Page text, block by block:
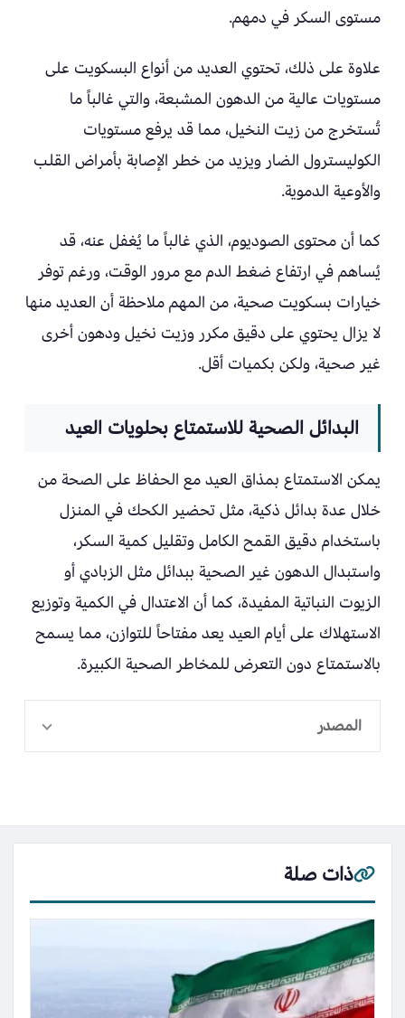
مستوى السكر في دمهم.
علاوة على ذلك، تحتوي العديد من أنواع البسكويت على
مستويات عالية من الدهون المشبعة، والتي غالباً ما
تُستخرج من زيت النخيل، مما قد يرفع مستويات
الكوليسترول الضار ويزيد من خطر الإصابة بأمراض القلب
والأوعية الدموية.
كما أن محتوى الصوديوم، الذي غالباً ما يُغفل عنه، قد
يُساهم في ارتفاع ضغط الدم مع مرور الوقت، ورغم توفر
خيارات بسكويت صحية، من المهم ملاحظة أن العديد منها
لا يزال يحتوي على دقيق مكرر وزيت نخيل ودهون أخرى
غير صحية، ولكن بكميات أقل.
البدائل الصحية للاستمتاع بحلويات العيد
يمكن الاستمتاع بمذاق العيد مع الحفاظ على الصحة من
خلال عدة بدائل ذكية، مثل تحضير الكحك في المنزل
باستخدام دقيق القمح الكامل وتقليل كمية السكر،
واستبدال الدهون غير الصحية ببدائل مثل الزبادي أو
الزيوت النباتية المفيدة، كما أن الاعتدال في الكمية وتوزيع
الاستهلاك على أيام العيد يعد مفتاحاً للتوازن، مما يسمح
بالاستمتاع دون التعرض للمخاطر الصحية الكبيرة.
المصدر
ذات صلة